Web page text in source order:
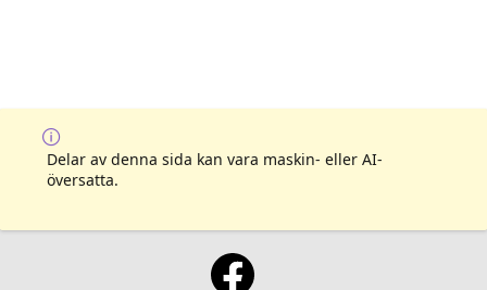
Delar av denna sida kan vara maskin- eller AI-
översatta.